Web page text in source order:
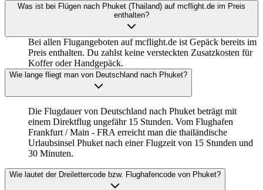
Was ist bei Flügen nach Phuket (Thailand) auf mcflight.de im Preis
enthalten?
Bei allen Flugangeboten auf mcflight.de ist Gepäck bereits im
Preis enthalten. Du zahlst keine versteckten Zusatzkosten für
Koffer oder Handgepäck.
Wie lange fliegt man von Deutschland nach Phuket?
Die Flugdauer von Deutschland nach Phuket beträgt mit
einem Direktflug ungefähr 15 Stunden. Vom Flughafen
Frankfurt / Main - FRA erreicht man die thailändische
Urlaubsinsel Phuket nach einer Flugzeit von 15 Stunden und
30 Minuten.
Wie lautet der Dreilettercode bzw. Flughafencode von Phuket?